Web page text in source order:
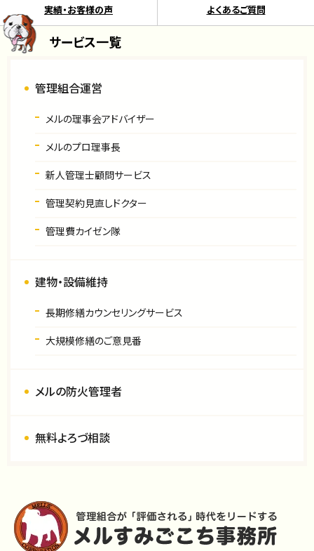
実績・お客様の声 よくあるご質問
サービス一覧
管理組合運営
メルの理事会アドバイザー
メルのプロ理事長
新人管理士顧問サービス
管理契約見直しドクター
管理費カイゼン隊
建物・設備維持
長期修繕カウンセリングサービス
大規模修繕のご意見番
メルの防火管理者
無料よろづ相談